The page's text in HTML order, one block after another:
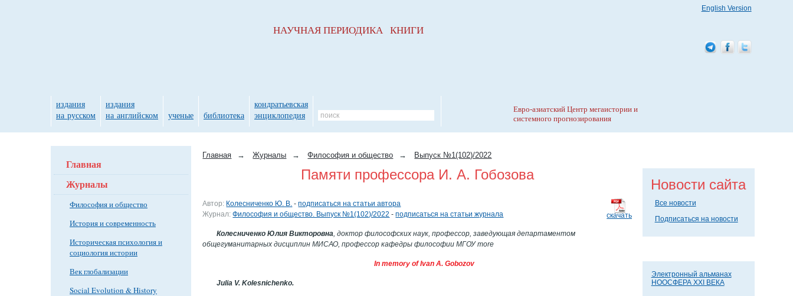
Главная → Журналы → Философия и общество → Выпуск №1(102)/2022
Памяти профессора И. А. Гобозова
скачать
Автор: Колесниченко Ю. В. -подписаться на статьи автора
Журнал: Философия и общество. Выпуск №1(102)/2022 -подписаться на статьи журнала
Колесниченко Юлия Викторовна, доктор философских наук, профессор, заведующая департаментом
общегуманитарных дисциплин МИСАО, профессор кафедры философии МГОУ more
In memory of Ivan A. Gobozov
Julia V. Kolesnichenko.
Главная
Журналы
Философия и общество
История и современность
Историческая психология и
социология истории
Век глобализации
Social Evolution & History
Новости сайта
Все новости
Подписаться на новости
Электронный альманах
НООСФЕРА XXI ВЕКА
НАУЧНАЯ ПЕРИОДИКА КНИГИ
издания
на русском
издания
на английском
ученые библиотека
кондратьевская
энциклопедия
Евро-азиатский Центр мегаистории и
системного прогнозирования
English Version